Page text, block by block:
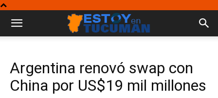
Argentina renovó swap con
China por US$19 mil millones